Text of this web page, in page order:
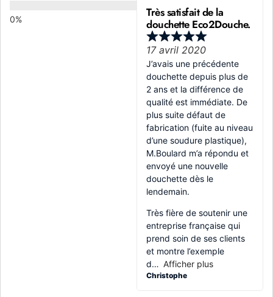
Très satisfait de la
douchette Eco2Douche.
17 avril 2020
J’avais une précédente
douchette depuis plus de
2 ans et la différence de
qualité est immédiate. De
plus suite défaut de
fabrication (fuite au niveau
d’une soudure plastique),
M.Boulard m’a répondu et
envoyé une nouvelle
douchette dès le
lendemain.
Très fière de soutenir une
entreprise française qui
prend soin de ses clients
et montre l’exemple
d
Afficher plus
Christophe